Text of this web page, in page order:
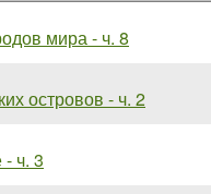
мира - ч. 8
островов - ч. 2
ч. 3